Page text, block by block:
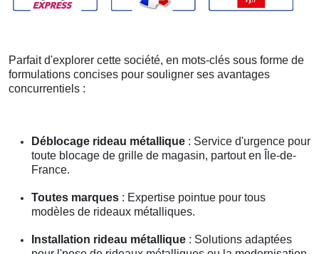
Parfait d'explorer cette société, en mots-clés sous forme de
formulations concises pour souligner ses avantages
concurrentiels :
Déblocage rideau métallique : Service d'urgence pour
toute blocage de grille de magasin, partout en Île-de-
France.
Toutes marques : Expertise pointue pour tous
modèles de rideaux métalliques.
Installation rideau métallique : Solutions adaptées